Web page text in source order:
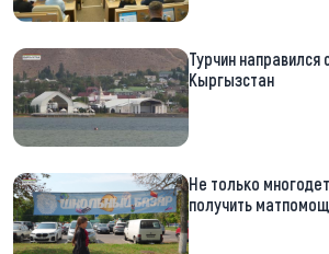
Турчин направился
Кыргызстан
Не только
получить